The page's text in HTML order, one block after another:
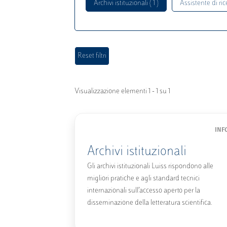
Archivi istituzionali ( 1 ) Assistente di
Visualizzazione elementi 1 - 1 su 1
Archivi istituzionali
Gli archivi istituzionali Luiss rispondono alle
migliori pratiche e agli standard tecnici
internazionali sull’accesso aperto per la
disseminazione della letteratura scientifica.